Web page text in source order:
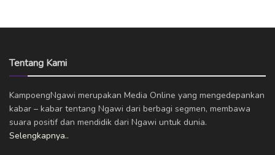
Tentang Kami
KampoengNgawi merupakan Media Online yang mengedepankan
kabar – kabar tentang Ngawi dari berbagi segmen, membawa
suara positif dan mendidik dari Ngawi untuk dunia.
Selengkapnya..